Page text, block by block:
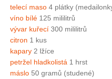
telecí maso 4 plátky
víno bílé 125 mililitrů
vývar kuřecí 300 mililitrů
citron 1 kus
kapary 2 lžíce
petržel hladkolistá 1 hrst
máslo 50 gramů (studené)